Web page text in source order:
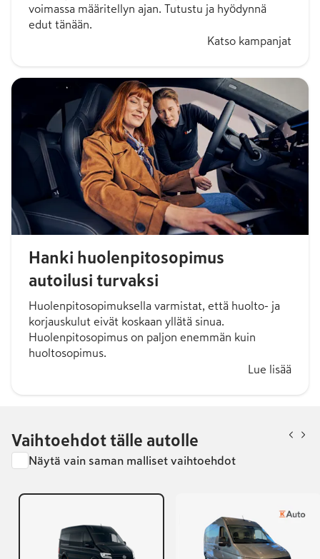
voimassa määritellyn ajan. Tutustu ja hyödynnä
edut tänään.
Katso kampanjat
Hanki huolenpitosopimus
autoilusi turvaksi
Huolenpitosopimuksella varmistat, että huolto- ja
korjauskulut eivät koskaan yllätä sinua.
Huolenpitosopimus on paljon enemmän kuin
huoltosopimus.
Lue lisää
Vaihtoehdot tälle autolle
Näytä vain saman malliset vaihtoehdot